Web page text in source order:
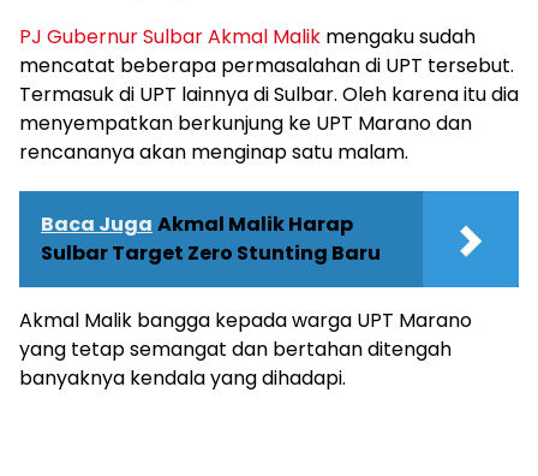
PJ Gubernur Sulbar Akmal Malik mengaku sudah
mencatat beberapa permasalahan di UPT tersebut.
Termasuk di UPT lainnya di Sulbar. Oleh karena itu dia
menyempatkan berkunjung ke UPT Marano dan
rencananya akan menginap satu malam.
Baca Juga Akmal Malik Harap
Sulbar Target Zero Stunting Baru
Akmal Malik bangga kepada warga UPT Marano
yang tetap semangat dan bertahan ditengah
banyaknya kendala yang dihadapi.